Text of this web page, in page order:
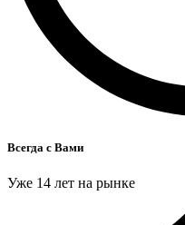
Всегда с Вами
Уже 14 лет на рынке